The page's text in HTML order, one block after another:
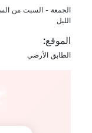
الليل
الموقع:
الطابق الأرضي